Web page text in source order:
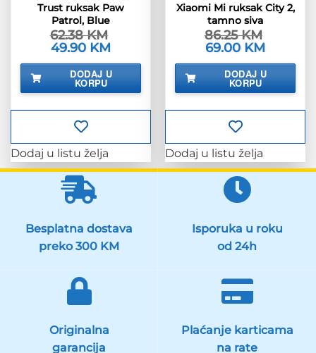
Trust ruksak Paw
Patrol, Blue
62.38KM
Izvorna
cijena
bila
62.38 KM.
49.90 KM
je:
49.90 KM.
DODAJ U
KORPU
Dodaj u listu želja
Xiaomi Mi ruksak City 2,
tamno siva
86.25KM
Izvorna
cijena
bila
86.25 KM.
69.00 KM
je:
69.00 KM.
DODAJ U
KORPU
Dodaj u listu želja
Besplatna dostava
preko 300 KM
Isporuka u roku
od 24h
Originalna
garancija
Plaćanje karticama
na rate